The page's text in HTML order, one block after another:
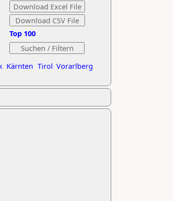
Kärnten Tirol Vorarlberg
Top 100